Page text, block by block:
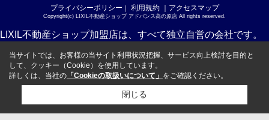
プライバシーポリシー ｜ 利用規約 ｜アクセスマップ
Copyright(c) LIXIL不動産ショップ アドバンス高の原店 All rights reserved.
LIXIL不動産ショップ加盟店は、すべて独立自営の会社です。
当サイトでは、お客様の当サイト利用状況把握、サービス向上検討を目的と
して、クッキー（Cookie）を使用しています。
詳しくは、当社の 「Cookieの取扱いについて」 をご確認ください。
閉じる